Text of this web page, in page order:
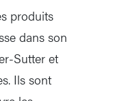
produits
dans son
Sutter et
Ils sont